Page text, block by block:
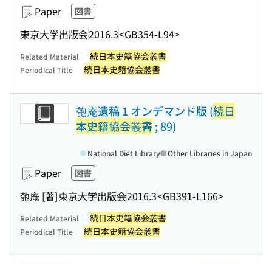
Paper 図書
東京大学出版会2016.3<GB354-L94>
Related Material 続日本史籍協会叢書
Periodical Title 続日本史籍協会叢書
匏庵遺稿 1 オンデマンド版 (続日
本史籍協会叢書 ; 89)
Paper 図書
匏庵 [著]東京大学出版会2016.3<GB391-L166>
National Diet Library Other Libraries in Japan
Related Material 続日本史籍協会叢書
Periodical Title 続日本史籍協会叢書